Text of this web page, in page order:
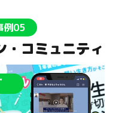
例05
・コミュニティ